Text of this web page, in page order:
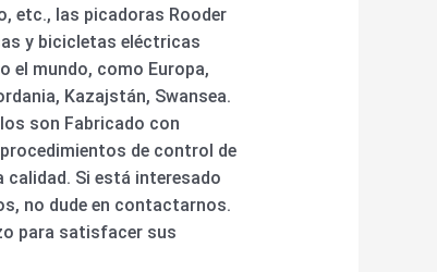
etc., las picadoras Rooder
y bicicletas eléctricas
el mundo, como Europa,
Kazajstán, Swansea.
son Fabricado con
de control de
Si está interesado
no dude en contactarnos.
para satisfacer sus